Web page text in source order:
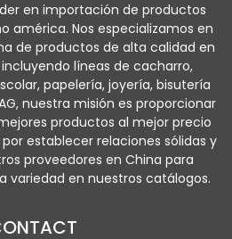
en importación de productos
américa. Nos especializamos en
de productos de alta calidad en
líneas de cacharro,
papelería, joyería, bisutería
nuestra misión es proporcionar
productos al mejor precio
establecer relaciones sólidas y
proveedores en China para
variedad en nuestros catálogos.